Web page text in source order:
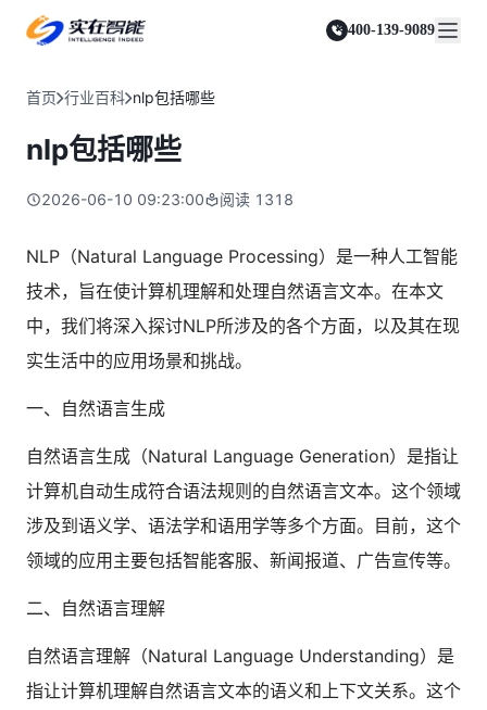
400-139-9089
人人都会用的智能体
智能文档审阅平台
实在 RPA 机器人
可靠的机器人终端
实在 RPA 控制器
全面支持国产信创生态
实在取数宝
一键提数整合，洞察更高效
通信运营商
零售电商
跨境电商
政府及公共服务
能源及制造业
医药行业
更多行业客户
金融
运营商
统计税务 | 行政审批 | 基层减负 | 优化营商
烟草
资质审核 | 合同审核 | 一项一卷 | 智慧人力
订单生成 | 库存管控 | 物流监控 | 风险监测
司法
智能辅办 | 要素提取 | 自动立案 | 流程智动
人才数字化
人才培养 | 智能教具 | 智能实训 | 课程共创
财务
资源与支持
实在学院
智能体市场
合作伙伴
客户支持
关于实在
媒体报道
视频动态
加入我们
首页 行业百科 nlp包括哪些
nlp包括哪些
2026-06-10 09:23:00 阅读 1318
NLP（Natural Language Processing）是一种人工智能
技术，旨在使计算机理解和处理自然语言文本。在本文
中，我们将深入探讨NLP所涉及的各个方面，以及其在现
实生活中的应用场景和挑战。
一、自然语言生成
自然语言生成（Natural Language Generation）是指让
计算机自动生成符合语法规则的自然语言文本。这个领域
涉及到语义学、语法学和语用学等多个方面。目前，这个
领域的应用主要包括智能客服、新闻报道、广告宣传等。
二、自然语言理解
自然语言理解（Natural Language Understanding）是
指让计算机理解自然语言文本的语义和上下文关系。这个